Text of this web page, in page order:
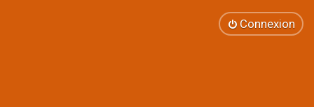
Connexion